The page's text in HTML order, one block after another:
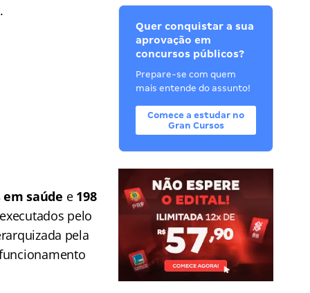
saúde e 198
pelo
pela
Quer conquistar a sua
aprovação em
concursos públicos?
Prepare-se com quem
mais entende do assunto!
Comece a estudar no
Gran Cursos